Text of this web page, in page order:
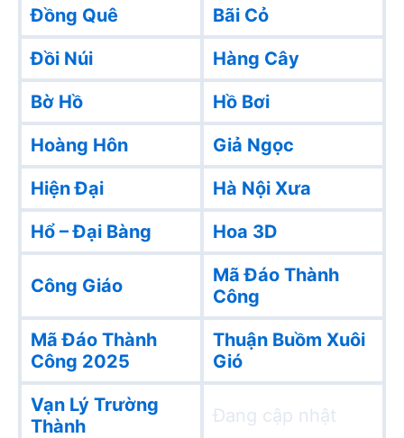
Đồng Quê
Bãi Cỏ
Đồi Núi
Hàng Cây
Bờ Hồ
Hồ Bơi
Hoàng Hôn
Giả Ngọc
Hiện Đại
Hà Nội Xưa
Hổ – Đại Bàng
Hoa 3D
Công Giáo
Mã Đáo Thành
Công
Mã Đáo Thành
Công 2025
Thuận Buồm Xuôi
Gió
Vạn Lý Trường
Thành
Đang cập nhật